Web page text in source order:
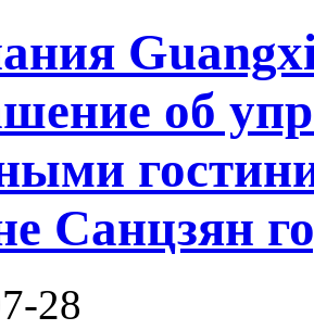
об
Санцзян
28